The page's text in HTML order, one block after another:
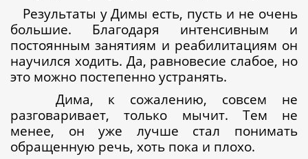
Результаты у Димы есть, пусть и не очень
большие. Благодаря интенсивным и
постоянным занятиям и реабилитациям он
научился ходить. Да, равновесие слабое, но
это можно постепенно устранять.
Дима, к сожалению, совсем не
разговаривает, только мычит. Тем не
менее, он уже лучше стал понимать
обращенную речь, хоть пока и плохо.